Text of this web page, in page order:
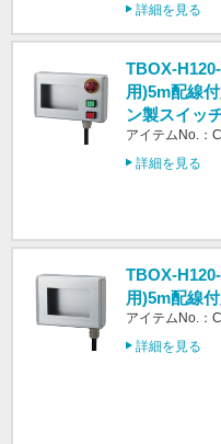
詳細を見る
TBOX-
用)5m配線
ン製スイッ
アイテムNo.：
詳細を見る
TBOX-
用)5m配線
アイテムNo.：
詳細を見る